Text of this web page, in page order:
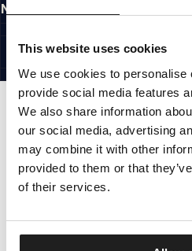
This website uses cookies
We use cookies to personalise
provide social media features
We also share information
our social media, advertising
may combine it with other
provided to them or that
of their services.
NÜTZLICHE LINKS
©1997 - 2026 PITBULL SP. Z O.O.
SITE
NACH OBEN